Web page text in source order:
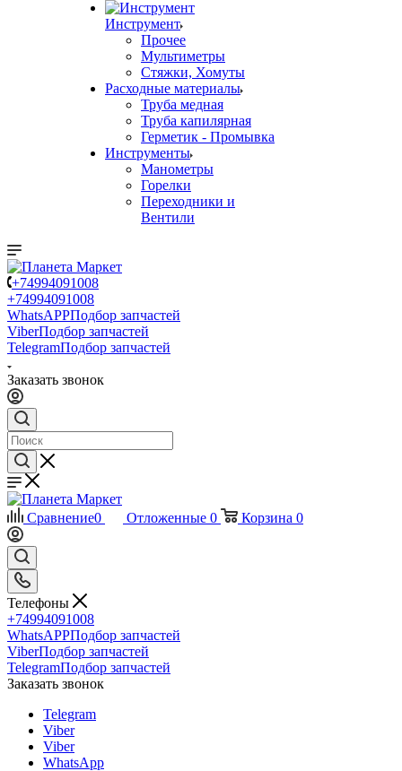
Инструмент
Прочее
Мультиметры
Стяжки, Хомуты
Расходные материалы
Труба медная
Труба капилярная
Герметик - Промывка
Инструменты
Манометры
Горелки
Переходники и
Вентили
+74994091008
+74994091008
WhatsAPPПодбор запчастей
ViberПодбор запчастей
TelegramПодбор запчастей
Заказать звонок
Сравнение0 Отложенные 0 Корзина 0
Телефоны
+74994091008
WhatsAPPПодбор запчастей
ViberПодбор запчастей
TelegramПодбор запчастей
Заказать звонок
Telegram
Viber
Viber
WhatsApp